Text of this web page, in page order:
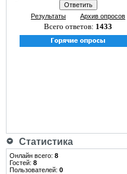
Результаты Архив опросов
Всего ответов: 1433
Статистика
Онлайн всего: 8
Гостей: 8
Пользователей: 0